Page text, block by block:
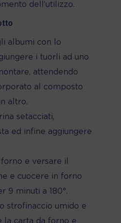
dell’utilizzo.
albumi con lo
i tuorli ad uno
attendendo
al composto
altro.
setacciati,
ed infine aggiungere
e versare il
e cuocere in forno
9 minuti a 180°.
strofinaccio umido e
la carta da forno e